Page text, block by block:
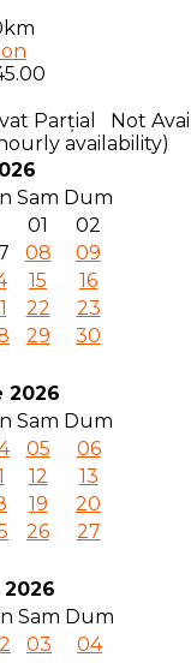
Parțial
Not
availability)
Sam Dum
01
02
08
09
15
16
22
23
29
30
2026
Sam Dum
05
06
12
13
19
20
26
27
Sam Dum
03
04